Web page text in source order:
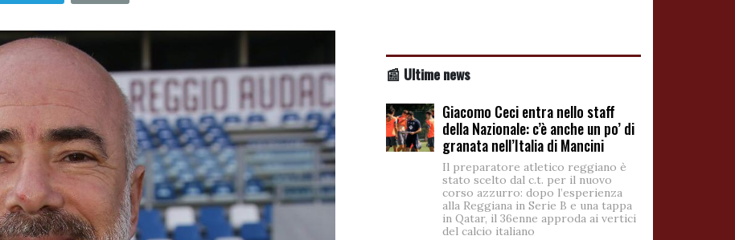
📰 Ultime news
Giacomo Ceci entra nello staff
della Nazionale: c’è anche un po’ di
granata nell’Italia di Mancini
Il preparatore atletico reggiano è
stato scelto dal c.t. per il nuovo
corso azzurro: dopo l’esperienza
alla Reggiana in Serie B e una tappa
in Qatar, il 36enne approda ai vertici
del calcio italiano